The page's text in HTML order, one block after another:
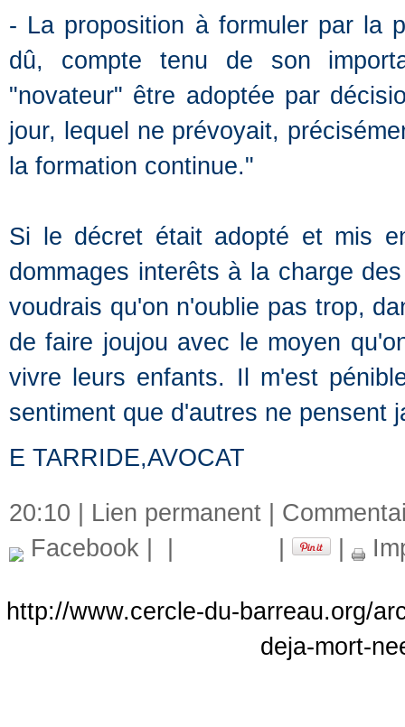
- La proposition à formuler par la
dû, compte tenu de son
"novateur" être adoptée par
jour, lequel ne prévoyait,
la formation continue."
Si le décret était adopté et mis
dommages interêts à la charge
voudrais qu'on n'oublie pas trop,
de faire joujou avec le moyen
vivre leurs enfants. Il m'est
sentiment que d'autres ne pensent
E TARRIDE,AVOCAT
20:10 | Lien permanent
Facebook
http://www.cercle-du-barreau.org/
deja-mort-